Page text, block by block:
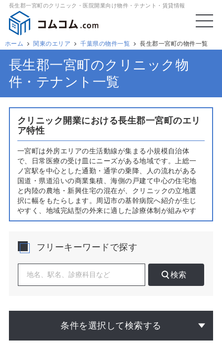
長生郡一宮町のクリニック・医院開業向け物件・テナント・賃貸情報
ホーム 関東のエリア 千葉県の物件一覧 長生郡一宮町の物件一覧
長生郡一宮町のクリニック物
件・テナント一覧
クリニック開業における長生郡一宮町のエリ
ア特性
一宮町は外房エリアの生活動線が集まる小規模自治体
で、日常医療の受け皿にニーズがある地域です。上総一
ノ宮駅を中心とした通勤・通学の乗降、人の流れがある
国道・県道沿いの商業集積、海側の戸建て中心の住宅地
と内陸の農地・新興住宅の混在が、クリニックの立地選
択に幅をもたらします。周辺市の基幹病院へ紹介が生じ
やすく、地域完結型の外来に適した診療体制が組みやす
い点も特徴です。
開業検討では、駅周辺とロードサイドで需要構造が異な
ります。駅近は徒歩・自転車来院が中心で内科・小児
計画が効果的です。ロードサイドは自動車来院が主体と
なるため、視認性と右折流入のしやすさ、15～20台規模
の来店ピーク、学校・保育施設の配置を合わせて評価す
ると、日別・時間帯別の外来ボリュームが具体化しま
す。沿岸部では津波・高潮、低地では内水氾濫のハザー
ド確認、浸水想定を踏まえた電源・機械室の配置が重要
フリーキーワードで探す
検索
条件を選択して検索する